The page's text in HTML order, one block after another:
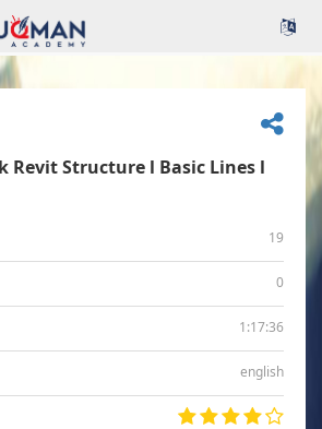
Revit Structure l Basic Lines l
19
0
1:17:36
english